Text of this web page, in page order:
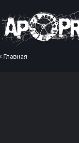
Главная